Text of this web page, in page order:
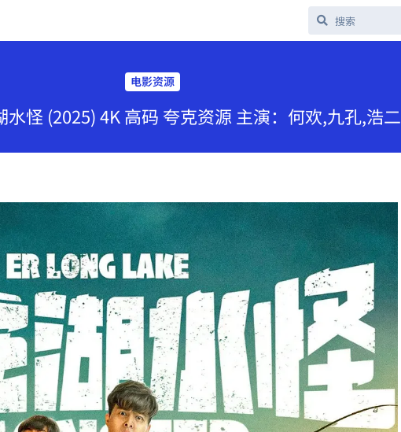
电影资源
水怪 (2025) 4K 高码 夸克资源 主演：何欢,九孔,浩二